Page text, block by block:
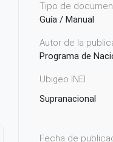
Tipo de
Guía / Manual
Autor de la
Programa de
Ubigeo INEI
Supranacional
Fecha de